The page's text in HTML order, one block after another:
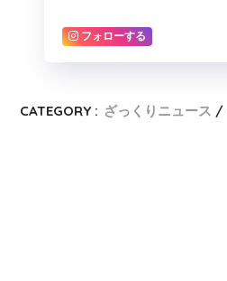
フォローする
CATEGORY : ざっくりニュース